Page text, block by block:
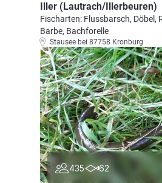
Iller (Lautrach/Illerbeuren)
Fischarten: Flussbarsch, Döbel,
Barbe, Bachforelle
Stausee bei 87758 Kronburg
435 62